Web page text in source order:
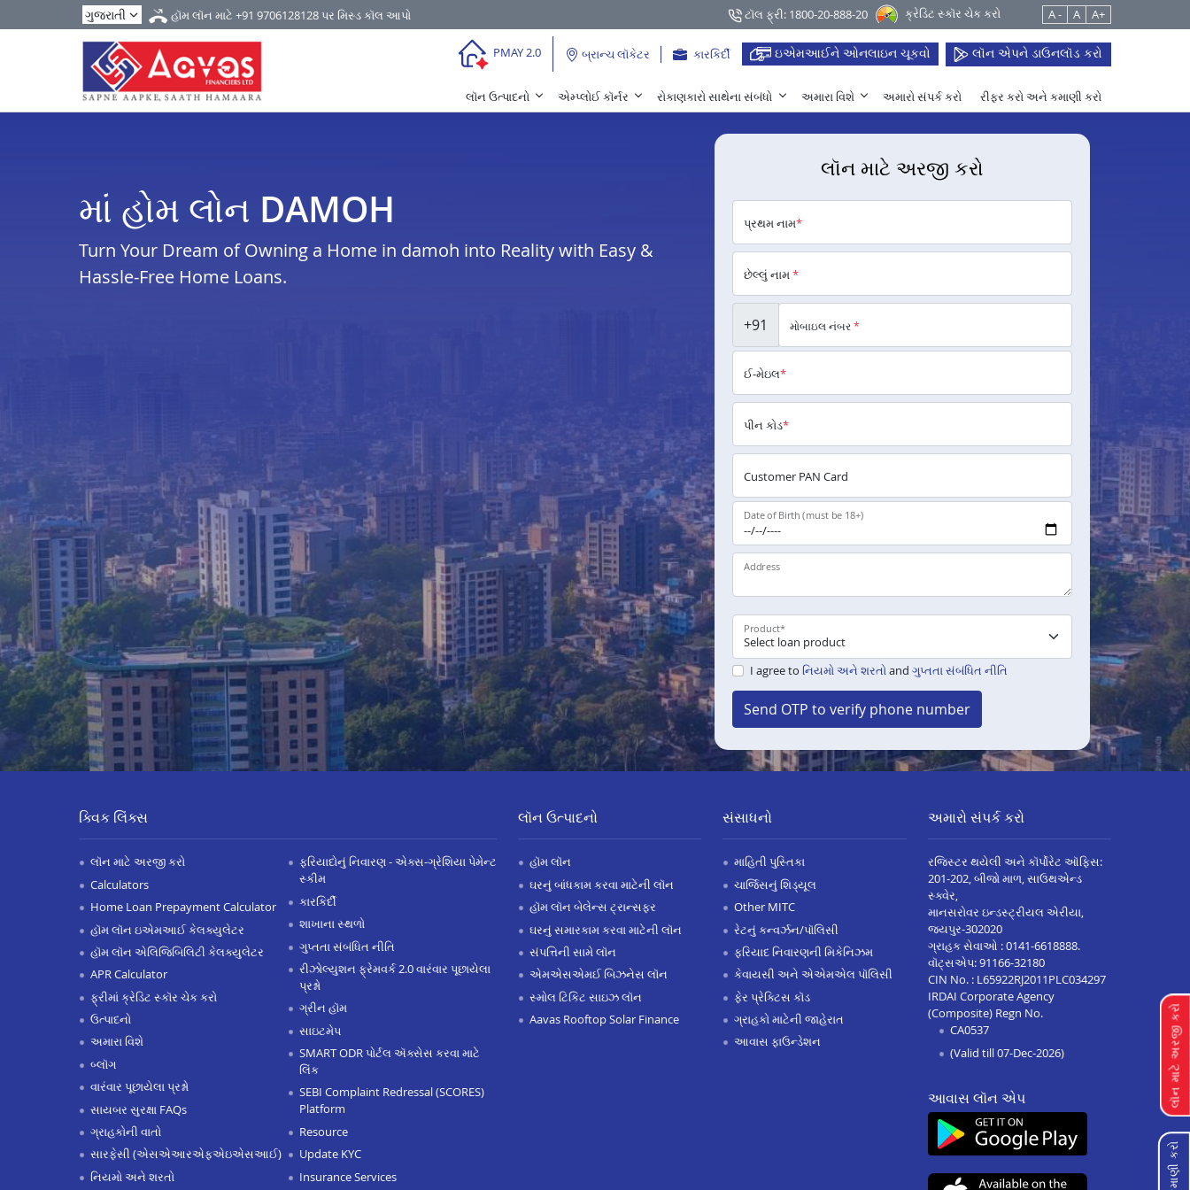
હૉમ લૉન માટે +91 9706128128પર મિસ્ડ કૉલ આપો ટૉલ ફ્રી: 1800-20-888-20 ક્રેડિટ સ્કૉર ચેક કરો A - A A+
PMAY 2.0 બ્રાન્ચ લૉકેટર કારકિર્દી ઇએમઆઈને ઓનલાઇન ચૂકવો લૉન એપને ડાઉનલૉડ કરો
લૉન ઉત્પાદનો એમ્પ્લોઈ કૉર્નર રોકાણકારો સાથેના સંબંધો અમારા વિશે અમારો સંપર્ક કરો રીફર કરો અને કમાણી કરો
માં હોમ લોન DAMOH
Turn Your Dream of Owning a Home in damoh into Reality with Easy &
Hassle-Free Home Loans.
લૉન માટે અરજી કરો
પ્રથમ નામ*
છેલ્લું નામ*
+91 મોબાઇલ નંબર*
ઈ-મેઇલ*
પીન કોડ*
Customer PAN Card
Date of Birth (must be 18+)
Address
Product*
I agree to નિયમો અને શરતો and ગુપ્તતા સંબંધિત નીતિ
Send OTP to verify phone number
લૉન માટે અરજી કરો
ક્વિક લિંક્સ
લૉન માટે અરજી કરો
Calculators
Home Loan Prepayment Calculator
હૉમ લૉન ઇએમઆઈ કેલક્યુલેટર
હૉમ લૉન એલિજિબિલિટી કેલક્યુલેટર
APR Calculator
ફ્રીમાં ક્રેડિટ સ્કૉર ચેક કરો
ઉત્પાદનો
અમારા વિશે
બ્લૉગ
વારંવાર પૂછાયેલા પ્રશ્નો
સાયબર સુરક્ષા FAQs
ગ્રાહકોની વાતો
સારફેસી (એસએઆરએફએઇએસઆઈ)
નિયમો અને શરતો
ફરિયાદોનું નિવારણ - એક્સ-ગ્રેશિયા પેમેન્ટ
સ્કીમ
કારકિર્દી
શાખાના સ્થળો
ગુપ્તતા સંબંધિત નીતિ
રીઝોલ્યુશન ફ્રેમવર્ક 2.0 વારંવાર પૂછાયેલા
પ્રશ્નો
ગ્રીન હૉમ
સાઇટમેપ
SMART ODR પોર્ટલ ઍક્સેસ કરવા માટે
લિંક
SEBI Complaint Redressal (SCORES)
Platform
Resource
Update KYC
Insurance Services
લૉન ઉત્પાદનો
હૉમ લૉન
ઘરનું બાંધકામ કરવા માટેની લૉન
હૉમ લૉન બેલેન્સ ટ્રાન્સફર
ઘરનું સમારકામ કરવા માટેની લૉન
સંપત્તિની સામે લૉન
એમએસએમઈ બિઝનેસ લૉન
સ્મોલ ટિકિટ સાઇઝ લૉન
Aavas Rooftop Solar Finance
સંસાધનો
માહિતી પુસ્તિકા
ચાર્જિસનું શિડ્યૂલ
Other MITC
રેટનું કન્વર્ઝન/પૉલિસી
ફરિયાદ નિવારણની મિકેનિઝમ
કેવાયસી અને એએમએલ પૉલિસી
ફેર પ્રેક્ટિસ કૉડ
ગ્રાહકો માટેની જાહેરાત
આવાસ ફાઉન્ડેશન
અમારો સંપર્ક કરો
રજિસ્ટર થયેલી અને કૉર્પોરેટ ઑફિસ:
201-202, બીજો માળ, સાઉથએન્ડ
સ્ક્વેર,
માનસરોવર ઇન્ડસ્ટ્રીયલ એરીયા,
જયપુર-302020
ગ્રાહક સેવાઓ :0141-6618888.
વૉટ્સએપ:91166-32180
CIN No. : L65922RJ2011PLC034297
IRDAI Corporate Agency
(Composite) Regn No.
CA0537
(Valid till 07-Dec-2026)
આવાસ લૉન એપ